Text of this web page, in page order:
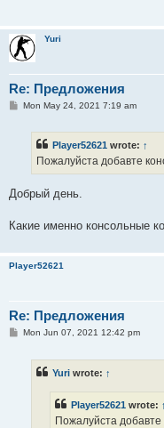
Yuri
Re: Предложения
PMon May 24, 2021 7:19 am
Player52621 wrote: ↑
Пожалуйста добавте
Добрый день.
Какие именно консольные
Player52621
Re: Предложения
PMon Jun 07, 2021 12:42 pm
Yuri wrote: ↑
Player52621 wrote: ↑
Пожалуйста